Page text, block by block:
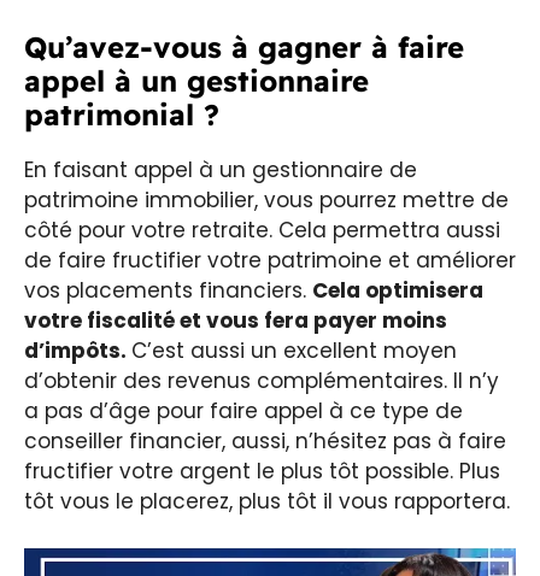
Qu’avez-vous à gagner à faire
appel à un gestionnaire
patrimonial ?
En faisant appel à un gestionnaire de
patrimoine immobilier, vous pourrez mettre de
côté pour votre retraite. Cela permettra aussi
de faire fructifier votre patrimoine et améliorer
vos placements financiers. Cela optimisera
votre fiscalité et vous fera payer moins
d’impôts. C’est aussi un excellent moyen
d’obtenir des revenus complémentaires. Il n’y
a pas d’âge pour faire appel à ce type de
conseiller financier, aussi, n’hésitez pas à faire
fructifier votre argent le plus tôt possible. Plus
tôt vous le placerez, plus tôt il vous rapportera.